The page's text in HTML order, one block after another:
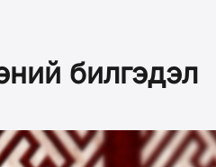
билгэдэл